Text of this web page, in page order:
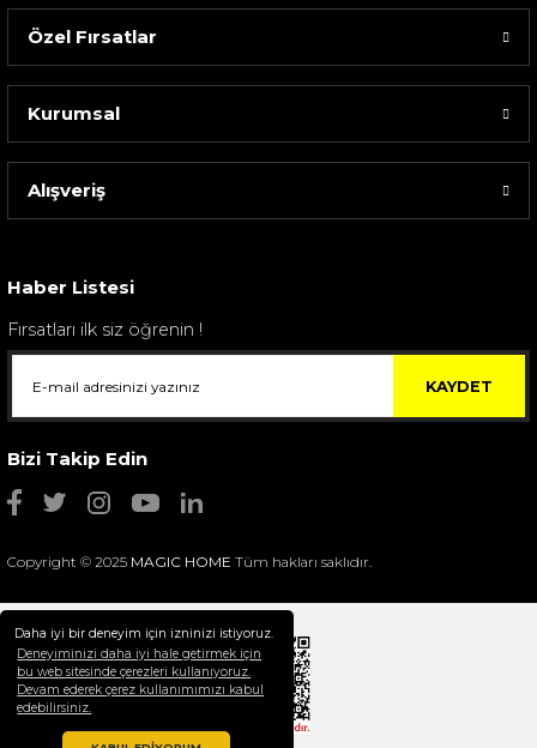
Daha iyi bir deneyim için izninizi istiyoruz.
Deneyiminizi daha iyi hale getirmek için
bu web sitesinde çerezleri kullanıyoruz.
Devam ederek çerez kullanımımızı kabul
edebilirsiniz.
Sarev Elfıda Flanel Nevresim Takımı Çift Kişili...
Selim Dekor Chain 15x20 Çerçeve Vizon
1.595,00 TL
Özel Fırsatlar
Kurumsal
Alışveriş
Haber Listesi
Fırsatları ilk siz öğrenin !
KAYDET
Bizi Takip Edin
Copyright © 2025 MAGIC HOME Tüm hakları saklıdır.